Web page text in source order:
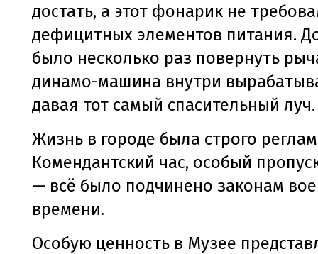
достать, а этот фонарик не
дефицитных элементов питания.
было несколько раз повернуть
динамо-машина внутри
давая тот самый спасительный луч.
Жизнь в городе была строго
Комендантский час, особый
— всё было подчинено законам
времени.
Особую ценность в Музее